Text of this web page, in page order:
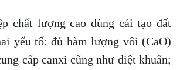
chất lượng cao dùng cái tạo đất
yếu tố: đủ hàm lượng vôi (CaO)
cấp canxi cũng như diệt khuẩn;